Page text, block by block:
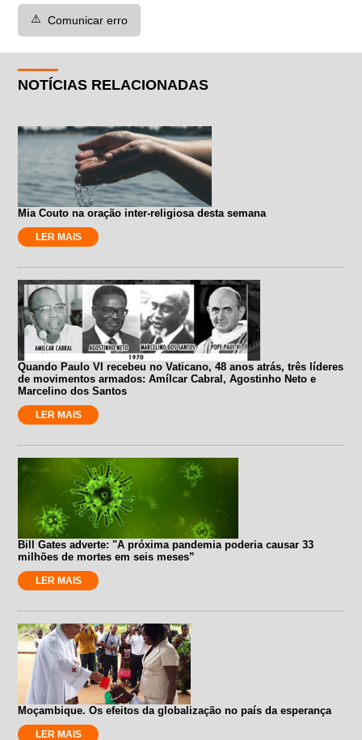
⚠️ Comunicar erro
NOTÍCIAS RELACIONADAS
Mia Couto na oração inter-religiosa desta semana
LER MAIS
Quando Paulo VI recebeu no Vaticano, 48 anos atrás, três líderes
de movimentos armados: Amílcar Cabral, Agostinho Neto e
Marcelino dos Santos
LER MAIS
Bill Gates adverte: "A próxima pandemia poderia causar 33
milhões de mortes em seis meses”
LER MAIS
Moçambique. Os efeitos da globalização no país da esperança
LER MAIS